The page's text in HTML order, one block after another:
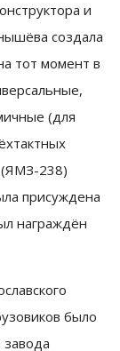
и
создала
тот момент в
(для
238)
присуждена
награждён
было